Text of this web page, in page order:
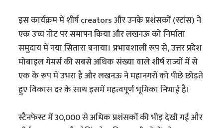
इस कार्यक्रम में शीर्ष creators और उनके प्रशंसकों (स्टांस) ने
एक उच्च नोट पर समापन किया और लखनऊ को निर्माता
समुदाय में नया सितारा बनाया। प्रभावशाली रूप से, उत्तर प्रदेश
मोबाइल गेमर्स की सबसे अधिक संख्या वाले शीर्ष राज्यों में से
एक के रूप में उभरा है और लखनऊ ने महानगरों को पीछे छोड़ते
हुए विकास दर के साथ इसमें महत्वपूर्ण भूमिका निभाई है।
स्टैनफेस्ट में 30,000 से अधिक प्रशंसकों की भीड़ देखी गई और